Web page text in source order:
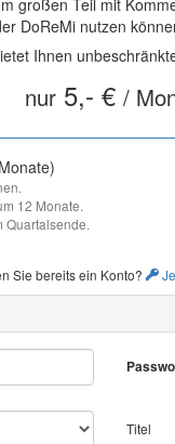
großen Teil mit
DoReMi nutzen
Ihnen
nur5,- € /
12 Monate.
Quartalsende.
Sie bereits ein Konto?
Titel